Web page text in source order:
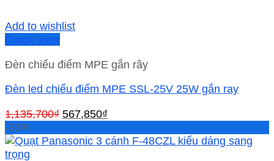
Add to wishlist
Quick View
Đèn chiếu điểm MPE gắn rây
Đèn led chiếu điểm MPE SSL-25V 25W gắn ray
1,135,700₫ Giá
là:
567,850₫
tại
-33%